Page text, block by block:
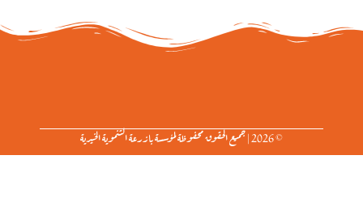
© 2026 | جميع الحقوق محفوظة لمؤسسة بازرعة التنموية الخيرية